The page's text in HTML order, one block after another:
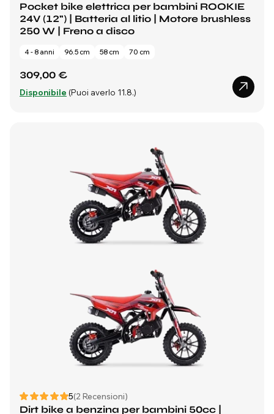
Pocket bike elettrica per bambini ROOKIE
24V (12") | Batteria al litio | Motore brushless
250 W | Freno a disco
4 - 8 anni 96.5 cm 58 cm 70 cm
309,00 €
Disponibile (Puoi averlo 11.8.)
5(2 Recensioni)
Dirt bike a benzina per bambini 50cc |